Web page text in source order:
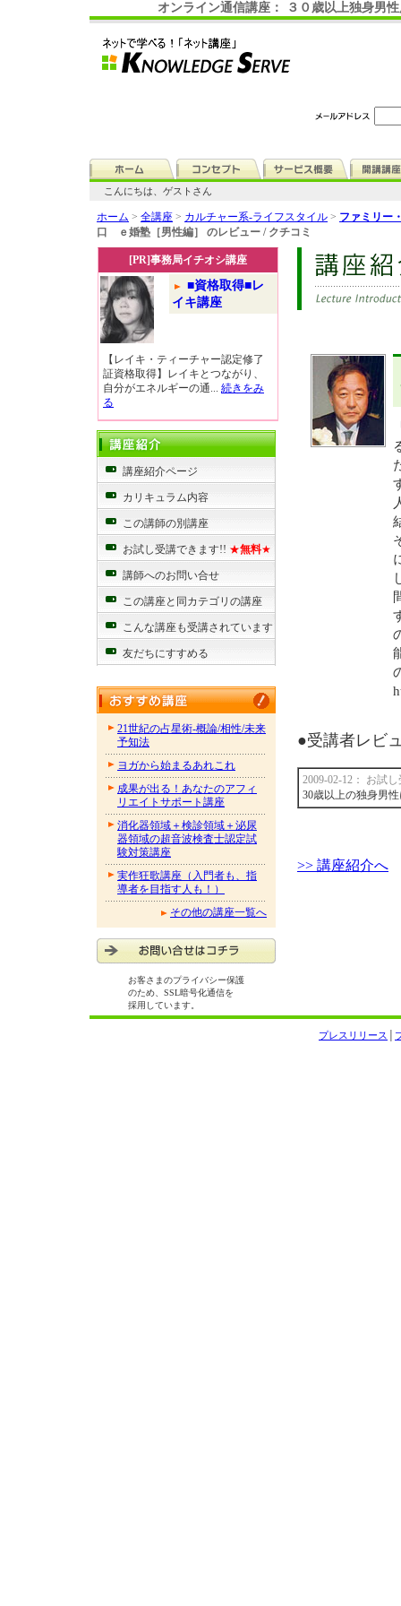
オンライン通信講座： ３０歳以上独身
こんにちは、ゲストさん
ホーム > 全講座 > カルチャー系-ライフスタイル > ファミリー
口 ｅ婚塾［男性編］ のレビュー / クチコミ
[PR]事務局イチオシ講座
■資格取得■レ
イキ講座
【レイキ・ティーチャー認定修了
証資格取得】レイキとつながり、
自分がエネルギーの通... 続きをみ
る
講座紹介ページ
カリキュラム内容
この講師の別講座
お試し受講できます!! ★無料★
講師へのお問い合せ
この講座と同カテゴリの講座
こんな講座も受講されています
友だちにすすめる
21世紀の占星術-概論/相性/未来
予知法
ヨガから始まるあれこれ
成果が出る！あなたのアフィ
リエイトサポート講座
消化器領域＋検診領域＋泌尿
器領域の超音波検査士認定試
験対策講座
実作狂歌講座（入門者も、指
導者を目指す人も！）
その他の講座一覧へ
お客さまのプライバシー保護
のため、SSL暗号化通信を
採用しています。
●受講者レビ
2009-02-12： お試
30歳以上の独身男
>> 講座紹介へ
プレスリリース